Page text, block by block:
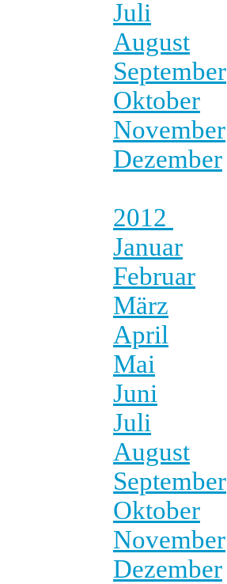
Juli
August
September
Oktober
November
Dezember
2012
Januar
Februar
März
April
Mai
Juni
Juli
August
September
Oktober
November
Dezember